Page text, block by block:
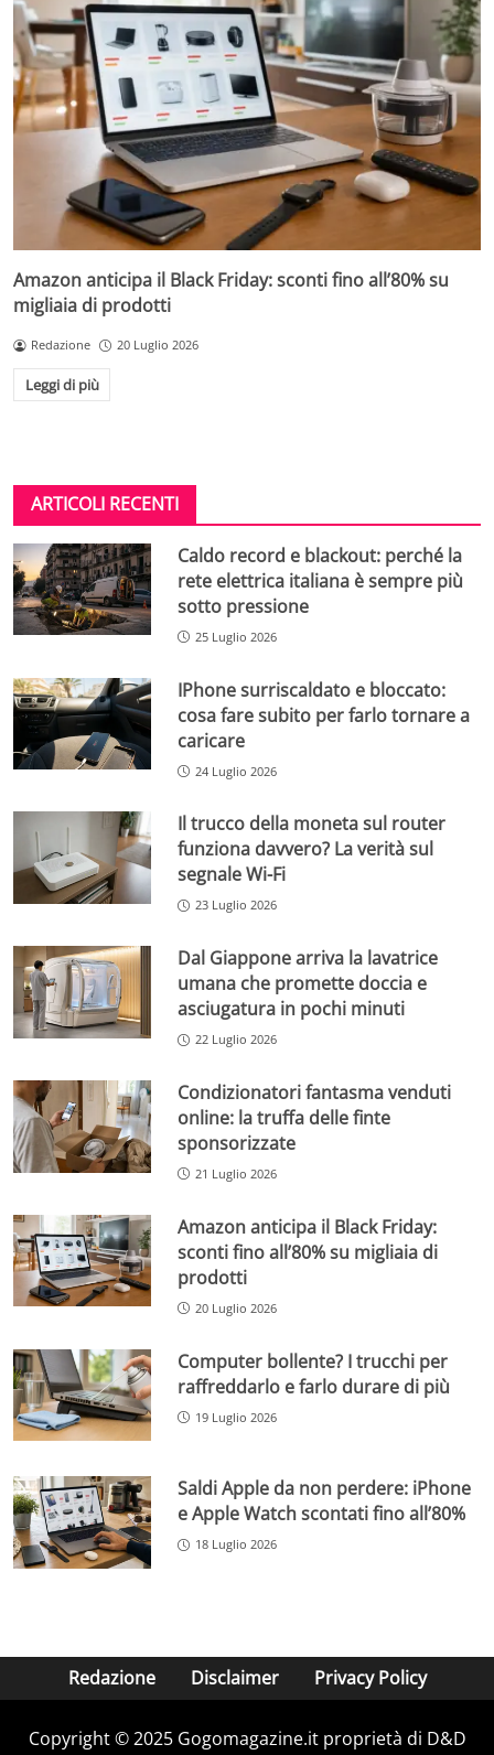
Amazon anticipa il Black Friday: sconti fino all’80% su
migliaia di prodotti
Redazione 20 Luglio 2026
Leggi di più
ARTICOLI RECENTI
Caldo record e blackout: perché la
rete elettrica italiana è sempre più
sotto pressione
25 Luglio 2026
IPhone surriscaldato e bloccato:
cosa fare subito per farlo tornare a
caricare
24 Luglio 2026
Il trucco della moneta sul router
funziona davvero? La verità sul
segnale Wi-Fi
23 Luglio 2026
Dal Giappone arriva la lavatrice
umana che promette doccia e
asciugatura in pochi minuti
22 Luglio 2026
Condizionatori fantasma venduti
online: la truffa delle finte
sponsorizzate
21 Luglio 2026
Amazon anticipa il Black Friday:
sconti fino all’80% su migliaia di
prodotti
20 Luglio 2026
Computer bollente? I trucchi per
raffreddarlo e farlo durare di più
19 Luglio 2026
Saldi Apple da non perdere: iPhone
e Apple Watch scontati fino all’80%
18 Luglio 2026
Redazione Disclaimer Privacy Policy
Copyright © 2025 Gogomagazine.it proprietà di D&D